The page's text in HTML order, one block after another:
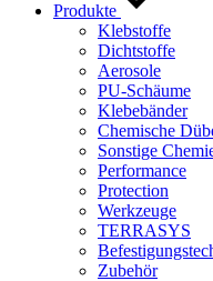
Produkte
Klebstoffe
Dichtstoffe
Aerosole
PU-Schäume
Klebebänder
Chemische
Sonstige
Performance
Protection
Werkzeuge
TERRASYS
Zubehör